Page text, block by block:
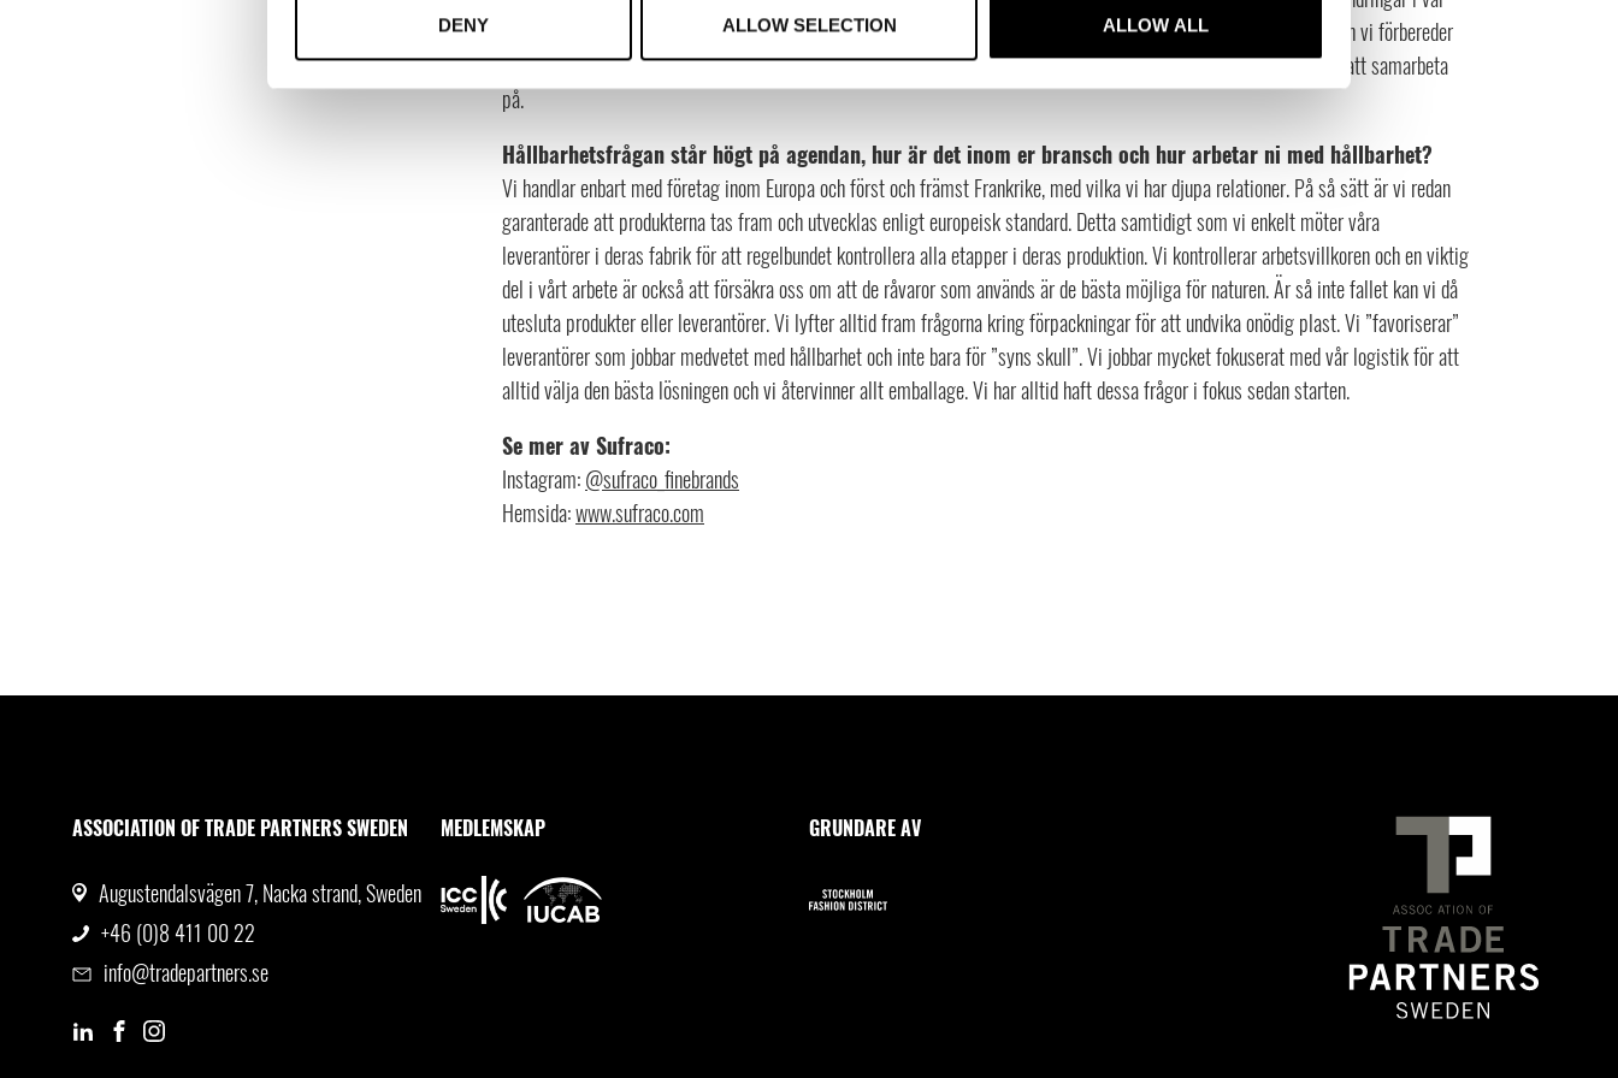
DENY ALLOW SELECTION ALLOW ALL
portfolio för att möta kundernas behov, med glada produkter till bra prisnivå. Vi har en superflexibel organisation och vi förbereder
oss för återväxt med nya spännande varumärken och utökat samarbete med våra leverantörer, där vi hittar nya sätt att samarbeta
på.
Hållbarhetsfrågan står högt på agendan, hur är det inom er bransch och hur arbetar ni med hållbarhet?
Vi handlar enbart med företag inom Europa och först och främst Frankrike, med vilka vi har djupa relationer. På så sätt är vi redan
garanterade att produkterna tas fram och utvecklas enligt europeisk standard. Detta samtidigt som vi enkelt möter våra
leverantörer i deras fabrik för att regelbundet kontrollera alla etapper i deras produktion. Vi kontrollerar arbetsvillkoren och en viktig
del i vårt arbete är också att försäkra oss om att de råvaror som används är de bästa möjliga för naturen. Är så inte fallet kan vi då
utesluta produkter eller leverantörer. Vi lyfter alltid fram frågorna kring förpackningar för att undvika onödig plast. Vi ”favoriserar”
leverantörer som jobbar medvetet med hållbarhet och inte bara för ”syns skull”. Vi jobbar mycket fokuserat med vår logistik för att
alltid välja den bästa lösningen och vi återvinner allt emballage. Vi har alltid haft dessa frågor i fokus sedan starten.
Se mer av Sufraco:
Instagram:@sufraco_finebrands
Hemsida:www.sufraco.com
ASSOCIATION OF TRADE PARTNERS SWEDEN
Augustendalsvägen 7, Nacka strand, Sweden
+46 (0)8 411 00 22
info@tradepartners.se
MEDLEMSKAP GRUNDARE AV